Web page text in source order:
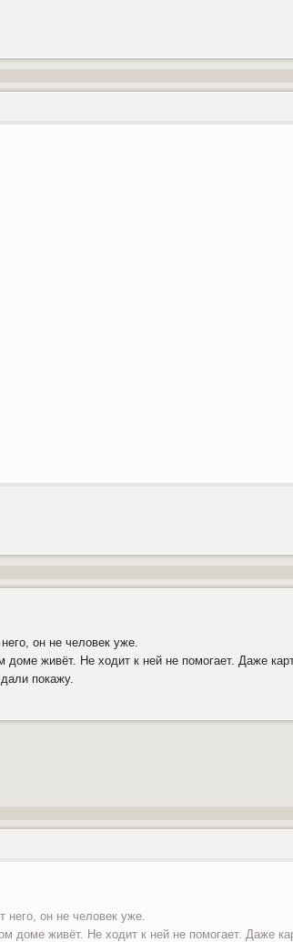
он не человек уже.
доме живёт. Не ходит к ней не помогает. Даже
покажу.
него, он не человек уже.
доме живёт. Не ходит к ней не помогает. Даже